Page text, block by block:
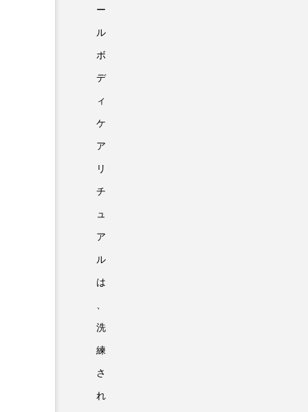
ー
ル
ボ
デ
ィ
ケ
ア
リ
チ
ュ
ア
ル
は
洗
練
さ
れ